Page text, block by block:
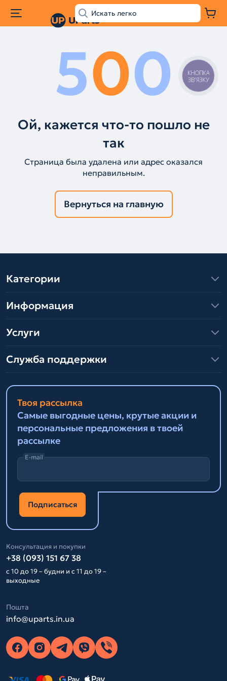
500
Ой, кажется что-то пошло не
так
Страница была удалена или адрес оказался
неправильным.
Вернуться на главную
Категории
Информация
Услуги
Служба поддержки
Твоя рассылка
Самые выгодные цены, крутые акции и
персональные предложения в твоей
рассылке
E-mail
Подписаться
Консультация и покупки
+38 (093) 151 67 38
с 10 до 19 – будни и с 11 до 19 –
выходные
Пошта
info@uparts.in.ua
КНОПКА
ЗВ'ЯЗКУ